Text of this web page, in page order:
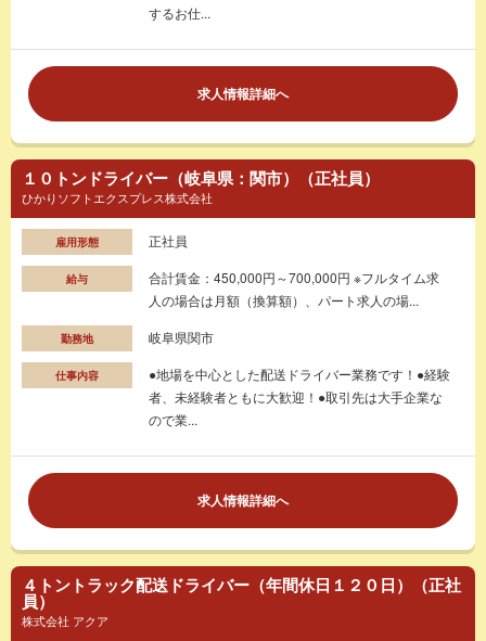
するお仕...
求人情報詳細へ
１０トンドライバー（岐阜県：関市）（正社員）
ひかりソフトエクスプレス株式会社
雇用形態 正社員
給与
合計賃金：450,000円～700,000円 ※フルタイム求
人の場合は月額（換算額）、パート求人の場...
勤務地 岐阜県関市
仕事内容
●地場を中心とした配送ドライバー業務です！●経験
者、未経験者ともに大歓迎！●取引先は大手企業な
ので業...
求人情報詳細へ
４トントラック配送ドライバー（年間休日１２０日）（正社
員）
株式会社 アクア